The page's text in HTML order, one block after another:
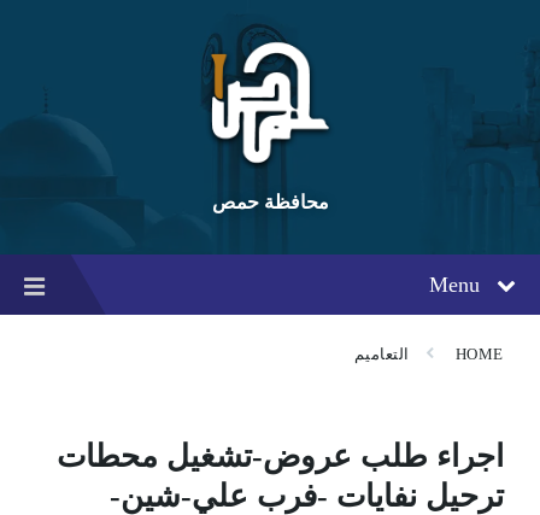
content
main
navigation
footer
محافظة حمص
Menu
HOME التعاميم
اجراء طلب عروض-تشغيل محطات
ترحيل نفايات -فرب علي-شين-